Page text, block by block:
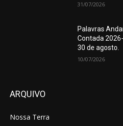
31/07/2026
Palavras
Contada
30 de agosto.
10/07/2026
ARQUIVO
Nossa Terra